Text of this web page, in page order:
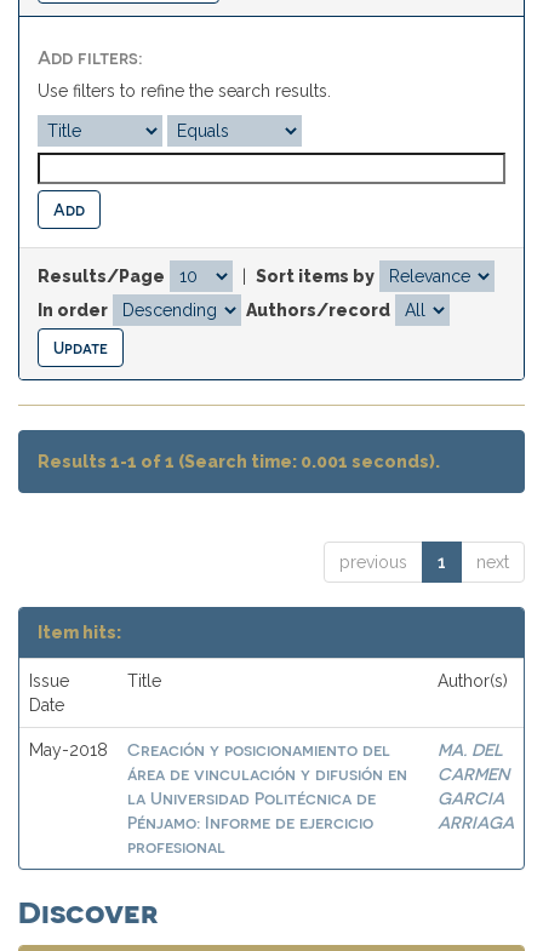
Add filters:
Use filters to refine the search results.
Results/Page
Sort items by
In order
Authors/record
Results 1-1 of 1 (Search time: 0.001 seconds).
previous 1 next
Item hits:
Issue
Date
Title Author(s)
May-2018
Creación y posicionamiento del
área de vinculación y difusión en
la Universidad Politécnica de
Pénjamo: Informe de ejercicio
profesional
MA. DEL
CARMEN
GARCIA
ARRIAGA
Discover